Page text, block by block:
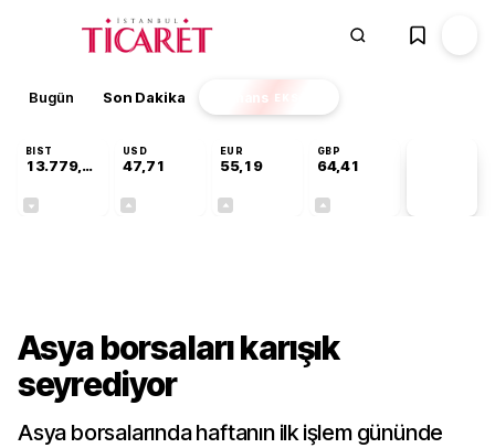
Bugün Son Dakika Finans EKSTRA
BIST
13.779,39
USD
47,71
EUR
55,19
GBP
64,41
Asya borsaları karışık
seyrediyor
Asya borsalarında haftanın ilk işlem gününde